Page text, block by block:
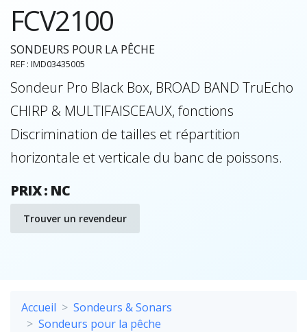
FCV2100
SONDEURS POUR LA PÊCHE
REF : IMD03435005
Sondeur Pro Black Box, BROAD BAND TruEcho
CHIRP & MULTIFAISCEAUX, fonctions
Discrimination de tailles et répartition
horizontale et verticale du banc de poissons.
PRIX : NC
Trouver un revendeur
Accueil
Sondeurs & Sonars
Sondeurs pour la pêche